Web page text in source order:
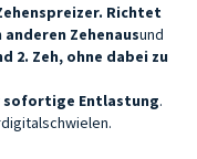
Richtet
Zehenausund
2. Zeh, ohne dabei zu
sofortige Entlastung.